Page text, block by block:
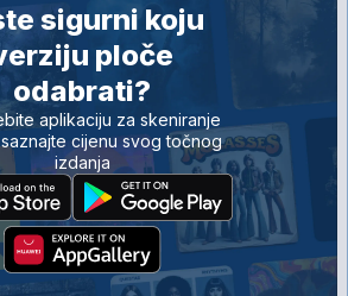
sigurni koju
ploče
odabrati?
aplikaciju za skeniranje
cijenu svog točnog
izdanja